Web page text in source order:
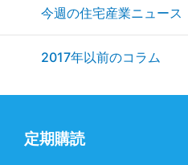
今週の住宅産業ニュース
2017年以前のコラム
定期購読